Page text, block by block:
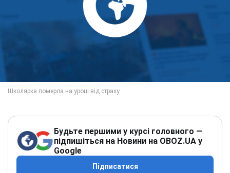
Будьте першими у курсі головного —
підпишіться на Новини на OBOZ.UA у
Google
Підписатися